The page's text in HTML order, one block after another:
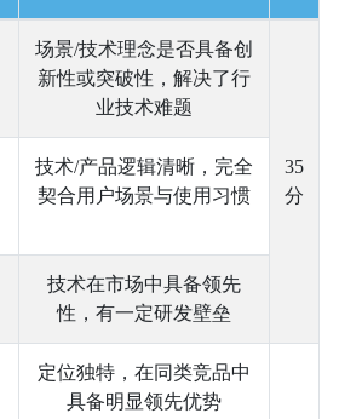
场景/技术理念是否具备创
新性或突破性，解决了行
业技术难题
35
分
技术/产品逻辑清晰，完全
契合用户场景与使用习惯
技术在市场中具备领先
性，有一定研发壁垒
定位独特，在同类竞品中
具备明显领先优势